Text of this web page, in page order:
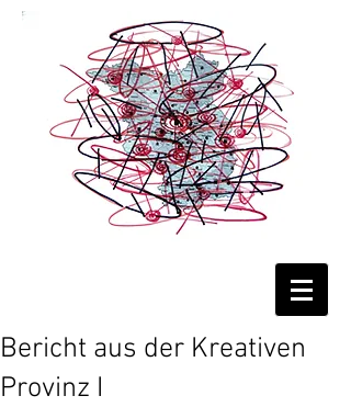
RaumUmOrdnung
RUO-Netzwerk
Bericht aus der Kreativen
Provinz I